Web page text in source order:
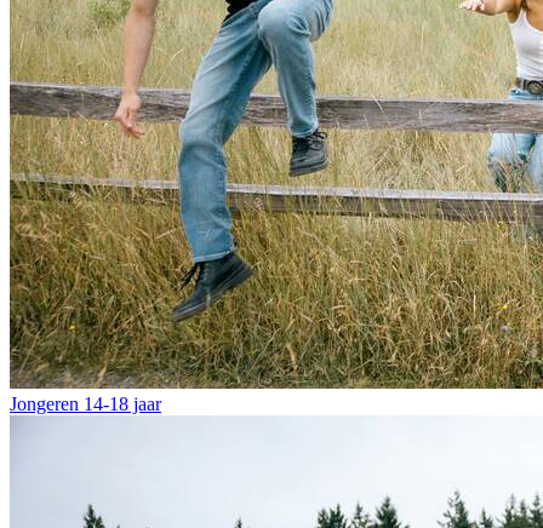
Jongeren 14-18 jaar